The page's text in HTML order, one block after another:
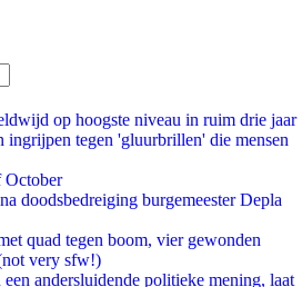
op hoogste niveau in ruim drie jaar
tegen 'gluurbrillen' die mensen
October
doodsbedreiging burgemeester Depla
quad tegen boom, vier gewonden
very sfw!)
een andersluidende politieke mening, laat